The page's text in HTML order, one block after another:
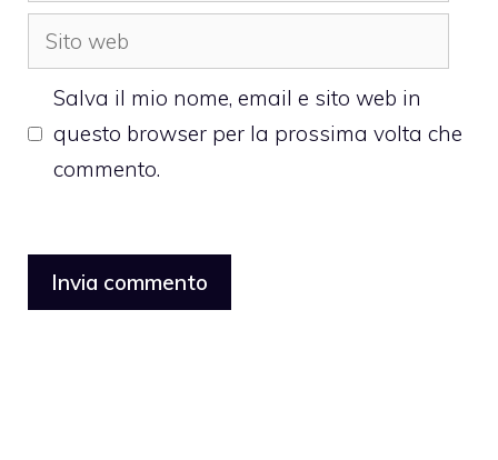
Sito
web
Salva il mio nome, email e sito web in
questo browser per la prossima volta che
commento.